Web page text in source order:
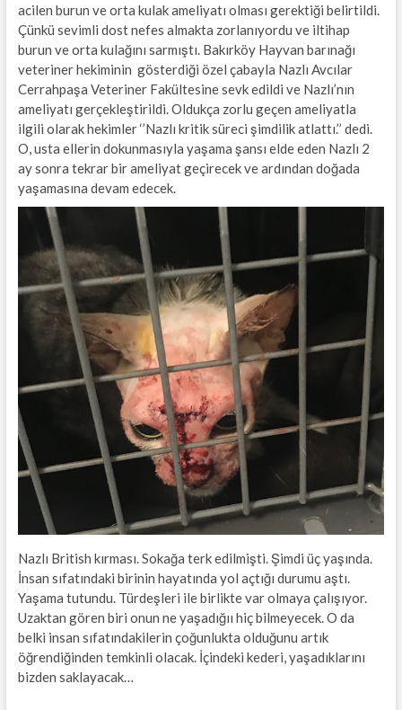
acilen burun ve orta kulak ameliyatı olması gerektiği belirtildi.
Çünkü sevimli dost nefes almakta zorlanıyordu ve iltihap
burun ve orta kulağını sarmıştı. Bakırköy Hayvan barınağı
veteriner hekiminin gösterdiği özel çabayla Nazlı Avcılar
Cerrahpaşa Veteriner Fakültesine sevk edildi ve Nazlı’nın
ameliyatı gerçekleştirildi. Oldukça zorlu geçen ameliyatla
ilgili olarak hekimler ‘’Nazlı kritik süreci şimdilik atlattı.’’ dedi.
O, usta ellerin dokunmasıyla yaşama şansı elde eden Nazlı 2
ay sonra tekrar bir ameliyat geçirecek ve ardından doğada
yaşamasına devam edecek.
Nazlı British kırması. Sokağa terk edilmişti. Şimdi üç yaşında.
İnsan sıfatındaki birinin hayatında yol açtığı durumu aştı.
Yaşama tutundu. Türdeşleri ile birlikte var olmaya çalışıyor.
Uzaktan gören biri onun ne yaşadığıı hiç bilmeyecek. O da
belki insan sıfatındakilerin çoğunlukta olduğunu artık
öğrendiğinden temkinli olacak. İçindeki kederi, yaşadıklarını
bizden saklayacak…